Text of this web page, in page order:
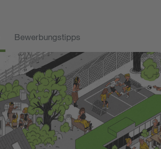
Bewerbungstipps